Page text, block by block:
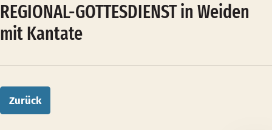
REGIONAL-GOTTESDIENST in Weiden
mit Kantate
Zurück